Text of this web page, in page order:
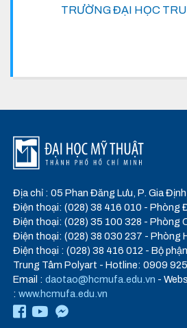
TRƯỜNG ĐẠI HỌC
Địa chỉ : 05 Phan Đăng Lưu, P. Gia
Điện thoại: (028) 38 416 010 - Phòng
Điện thoại: (028) 35 100 328 - Phòng
Điện thoại: (028) 38 030 237 - Phòng
Điện thoại : (028) 38 416 012 - Bộ
Trung Tâm Polyart - Hotline: 0909
Email : daotao@hcmufa.edu.vn -
: www.hcmufa.edu.vn